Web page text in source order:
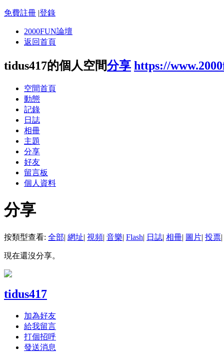
免費註冊 |登錄
2000FUN論壇
返回首頁
tidus417的個人空間分享 https://
空間首頁
動態
記錄
日誌
相冊
主題
分享
好友
留言板
個人資料
分享
按類型查看: 全部| 網址| 視頻| 音樂| Flash| 日誌| 相冊| 圖片| 投票|
現在還沒分享。
tidus417
加為好友
給我留言
打個招呼
發送消息